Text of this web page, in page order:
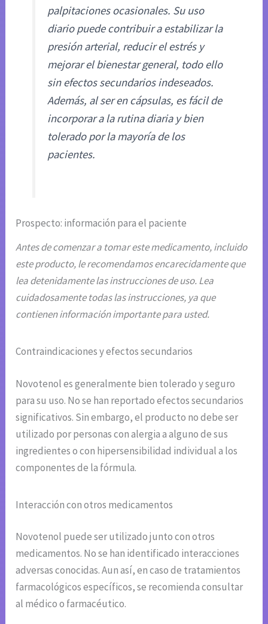
palpitaciones ocasionales. Su uso
diario puede contribuir a estabilizar la
presión arterial, reducir el estrés y
mejorar el bienestar general, todo ello
sin efectos secundarios indeseados.
Además, al ser en cápsulas, es fácil de
incorporar a la rutina diaria y bien
tolerado por la mayoría de los
pacientes.
Prospecto: información para el paciente
Antes de comenzar a tomar este medicamento, incluido
este producto, le recomendamos encarecidamente que
lea detenidamente las instrucciones de uso. Lea
cuidadosamente todas las instrucciones, ya que
contienen información importante para usted.
Contraindicaciones y efectos secundarios
Novotenol es generalmente bien tolerado y seguro
para su uso. No se han reportado efectos secundarios
significativos. Sin embargo, el producto no debe ser
utilizado por personas con alergia a alguno de sus
ingredientes o con hipersensibilidad individual a los
componentes de la fórmula.
Interacción con otros medicamentos
Novotenol puede ser utilizado junto con otros
medicamentos. No se han identificado interacciones
adversas conocidas. Aun así, en caso de tratamientos
farmacológicos específicos, se recomienda consultar
al médico o farmacéutico.